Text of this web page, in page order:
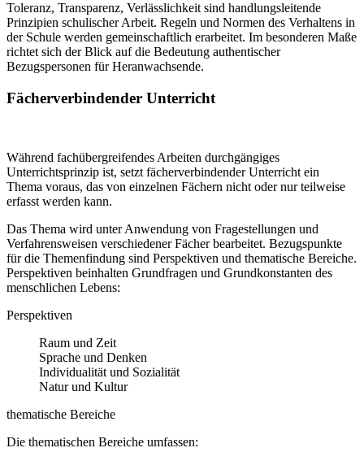
Toleranz, Transparenz, Verlässlichkeit sind handlungsleitende
Prinzipien schulischer Arbeit. Regeln und Normen des Verhaltens in
der Schule werden gemeinschaftlich erarbeitet. Im besonderen Maße
richtet sich der Blick auf die Bedeutung authentischer
Bezugspersonen für Heranwachsende.
Fächerverbindender Unterricht
Während fachübergreifendes Arbeiten durchgängiges
Unterrichtsprinzip ist, setzt fächerverbindender Unterricht ein
Thema voraus, das von einzelnen Fächern nicht oder nur teilweise
erfasst werden kann.
Das Thema wird unter Anwendung von Fragestellungen und
Verfahrensweisen verschiedener Fächer bearbeitet. Bezugspunkte
für die Themenfindung sind Perspektiven und thematische Bereiche.
Perspektiven beinhalten Grundfragen und Grundkonstanten des
menschlichen Lebens:
Perspektiven
Raum und Zeit
Sprache und Denken
Individualität und Sozialität
Natur und Kultur
thematische Bereiche
Die thematischen Bereiche umfassen: